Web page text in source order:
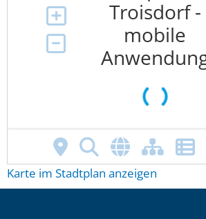
Karte im Stadtplan anzeigen